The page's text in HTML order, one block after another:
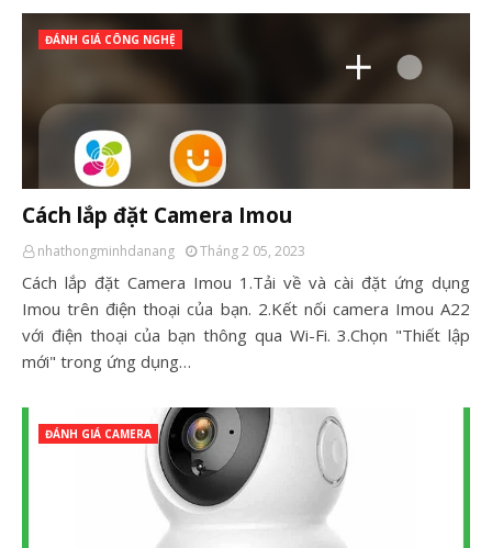
ĐÁNH GIÁ CÔNG NGHỆ
Cách lắp đặt Camera Imou
nhathongminhdanang Tháng 2 05, 2023
Cách lắp đặt Camera Imou 1.Tải về và cài đặt ứng dụng
Imou trên điện thoại của bạn. 2.Kết nối camera Imou A22
với điện thoại của bạn thông qua Wi-Fi. 3.Chọn "Thiết lập
mới" trong ứng dụng…
ĐÁNH GIÁ CAMERA